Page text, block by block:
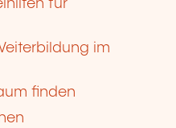
für
im
finden